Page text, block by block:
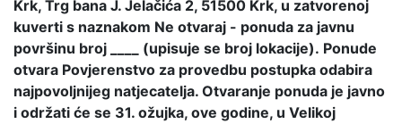
Krk, Trg bana J. Jelačića 2, 51500 Krk, u zatvorenoj
kuverti s naznakom Ne otvaraj - ponuda za javnu
površinu broj ____ (upisuje se broj lokacije). Ponude
otvara Povjerenstvo za provedbu postupka odabira
najpovoljnijeg natjecatelja. Otvaranje ponuda je javno
i održati će se 31. ožujka, ove godine, u Velikoj